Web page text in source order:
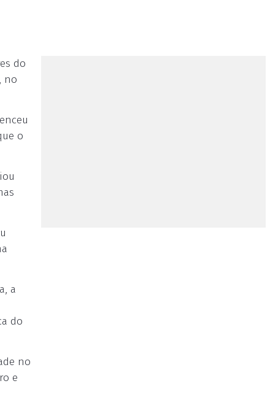
do
no
o
a
do
no
e